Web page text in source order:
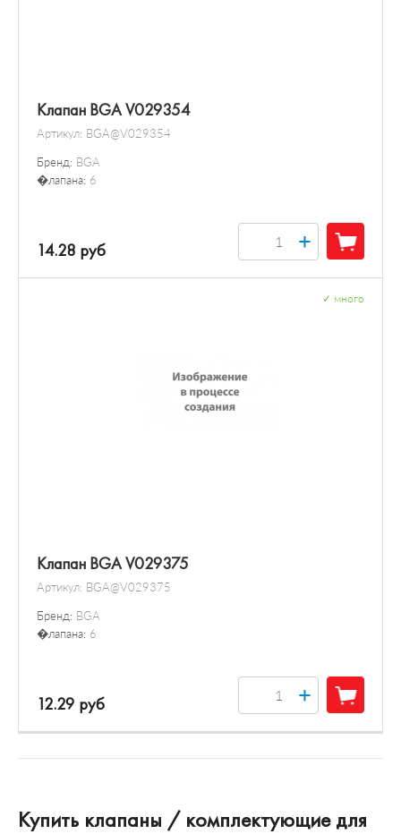
Клапан BGA V029354
Артикул: BGA@V029354
Бренд: BGA
�лапана: 6
14.28 руб +
Клапан BGA V029375
Артикул: BGA@V029375
Бренд: BGA
�лапана: 6
много
12.29 руб +
Купить клапаны / комплектующие для